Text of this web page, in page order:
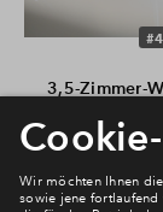
3,5-Zimmer-